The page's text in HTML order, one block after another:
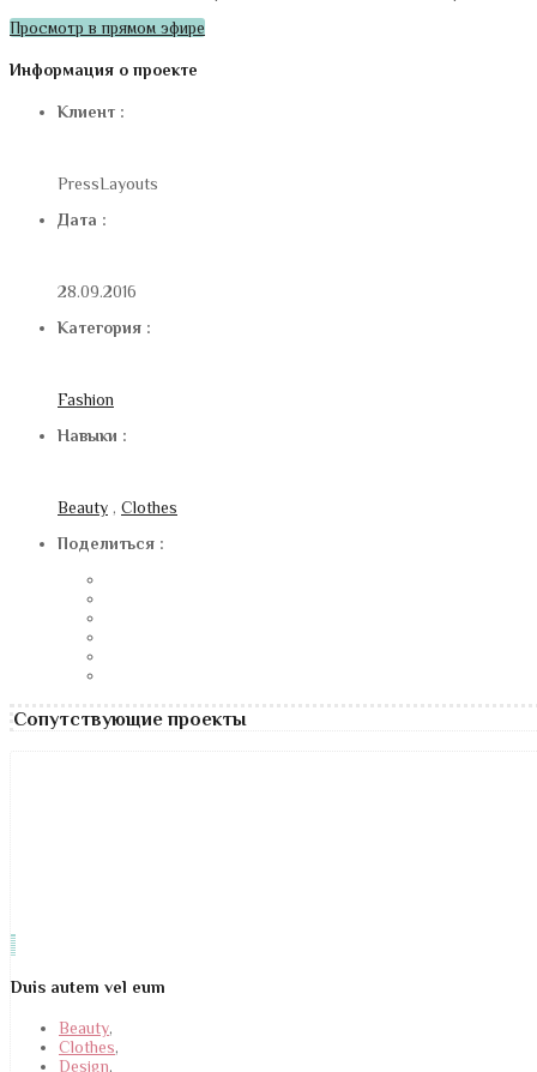
Просмотр в прямом эфире
Информация о проекте
Клиент :
PressLayouts
Дата :
28.09.2016
Категория :
Fashion
Навыки :
Beauty , Clothes
Поделиться :
Сопутствующие проекты
Duis autem vel eum
Beauty,
Clothes,
Design,